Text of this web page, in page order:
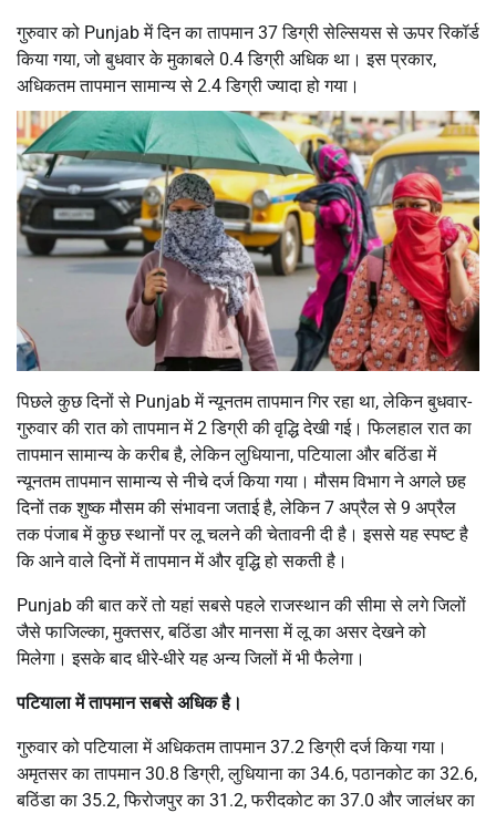
गुरुवार को Punjab में दिन का तापमान 37 डिग्री सेल्सियस से ऊपर रिकॉर्ड
किया गया, जो बुधवार के मुकाबले 0.4 डिग्री अधिक था। इस प्रकार,
अधिकतम तापमान सामान्य से 2.4 डिग्री ज्यादा हो गया।
पिछले कुछ दिनों से Punjab में न्यूनतम तापमान गिर रहा था, लेकिन बुधवार-
गुरुवार की रात को तापमान में 2 डिग्री की वृद्धि देखी गई। फिलहाल रात का
तापमान सामान्य के करीब है, लेकिन लुधियाना, पटियाला और बठिंडा में
न्यूनतम तापमान सामान्य से नीचे दर्ज किया गया। मौसम विभाग ने अगले छह
दिनों तक शुष्क मौसम की संभावना जताई है, लेकिन 7 अप्रैल से 9 अप्रैल
तक पंजाब में कुछ स्थानों पर लू चलने की चेतावनी दी है। इससे यह स्पष्ट है
कि आने वाले दिनों में तापमान में और वृद्धि हो सकती है।
Punjab की बात करें तो यहां सबसे पहले राजस्थान की सीमा से लगे जिलों
जैसे फाजिल्का, मुक्तसर, बठिंडा और मानसा में लू का असर देखने को
मिलेगा। इसके बाद धीरे-धीरे यह अन्य जिलों में भी फैलेगा।
पटियाला में तापमान सबसे अधिक है।
गुरुवार को पटियाला में अधिकतम तापमान 37.2 डिग्री दर्ज किया गया।
अमृतसर का तापमान 30.8 डिग्री, लुधियाना का 34.6, पठानकोट का 32.6,
बठिंडा का 35.2, फिरोजपुर का 31.2, फरीदकोट का 37.0 और जालंधर का